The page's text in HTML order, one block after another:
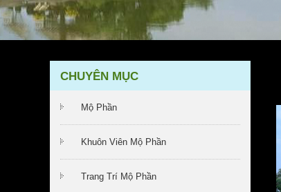
CHUYÊN MỤC
Mộ Phần
Khuôn Viên Mộ Phần
Trang Trí Mộ Phần